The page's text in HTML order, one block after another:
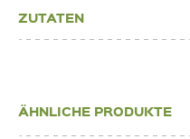
ZUTATEN
ÄHNLICHE PRODUKTE